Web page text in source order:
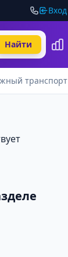
Найти
транспорт